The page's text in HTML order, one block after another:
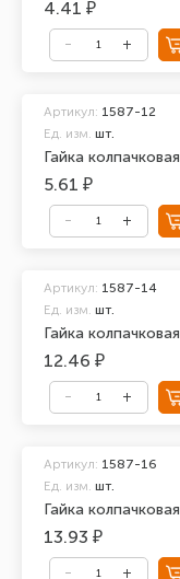
4.41 ₽
Гайка
Артикул: 1587-12
Ед. изм. шт.
5.61 ₽
Гайка
Артикул: 1587-14
Ед. изм. шт.
12.46 ₽
Гайка
Артикул: 1587-16
Ед. изм. шт.
13.93 ₽